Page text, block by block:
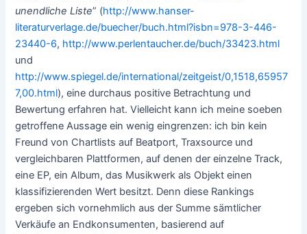
unendliche Liste” (http://www.hanser-
literaturverlage.de/buecher/buch.html?isbn=978-3-446-
23440-6, http://www.perlentaucher.de/buch/33423.html
und
http://www.spiegel.de/international/zeitgeist/0,1518,65957
7,00.html), eine durchaus positive Betrachtung und
Bewertung erfahren hat. Vielleicht kann ich meine soeben
getroffene Aussage ein wenig eingrenzen: ich bin kein
Freund von Chartlists auf Beatport, Traxsource und
vergleichbaren Plattformen, auf denen der einzelne Track,
eine EP, ein Album, das Musikwerk als Objekt einen
klassifizierenden Wert besitzt. Denn diese Rankings
ergeben sich vornehmlich aus der Summe sämtlicher
Verkäufe an Endkonsumenten, basierend auf